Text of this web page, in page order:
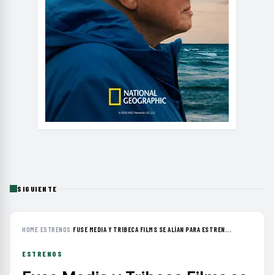
SIGUIENTE
HOME›ESTRENOS ›FUSE MEDIA Y TRIBECA FILMS SE ALÍAN PARA ESTREN...
ESTRENOS